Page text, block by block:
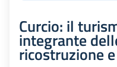
Curcio: il
integrante
ricostruzione